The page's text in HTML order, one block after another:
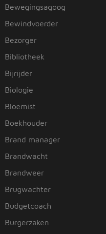
Bewegingsagoog
Bewindvoerder
Bezorger
Bibliotheek
Bijrijder
Biologie
Bloemist
Boekhouder
Brand manager
Brandwacht
Brandweer
Brugwachter
Budgetcoach
Burgerzaken